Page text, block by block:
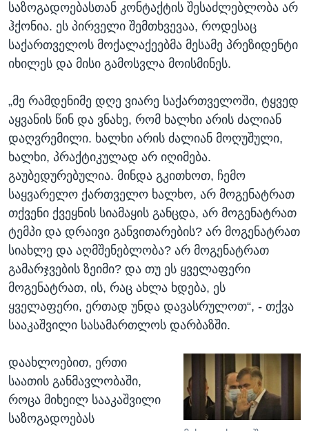
საზოგადოებასთან კონტაქტის შესაძლებლობა არ
ჰქონია. ეს პირველი შემთხვევაა, როდესაც
საქართველოს მოქალაქეებმა მესამე პრეზიდენტი
იხილეს და მისი გამოსვლა მოისმინეს.
„მე რამდენიმე დღე ვიარე საქართველოში, ტყვედ
აყვანის წინ და ვნახე, რომ ხალხი არის ძალიან
დაღვრემილი. ხალხი არის ძალიან მოღუშული,
ხალხი, პრაქტიკულად არ იღიმება.
გაუბედურებულია. მინდა გკითხოთ, ჩემო
საყვარელო ქართველო ხალხო, არ მოგენატრათ
თქვენი ქვეყნის სიამაყის განცდა, არ მოგენატრათ
ტემპი და დრაივი განვითარების? არ მოგენატრათ
სიახლე და აღმშენებლობა? არ მოგენატრათ
გამარჯვების ზეიმი? და თუ ეს ყველაფერი
მოგენატრათ, ის, რაც ახლა ხდება, ეს
ყველაფერი, ერთად უნდა დავასრულოთ“, - თქვა
სააკაშვილი სასამართლოს დარბაზში.
დაახლოებით, ერთი
საათის განმავლობაში,
როცა მიხეილ სააკაშვილი
საზოგადოებას